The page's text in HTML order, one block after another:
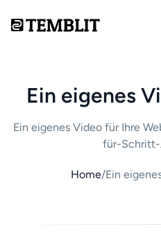
Ein eigenes
Ein eigenes Video für Ihre
für-
Home/Ein